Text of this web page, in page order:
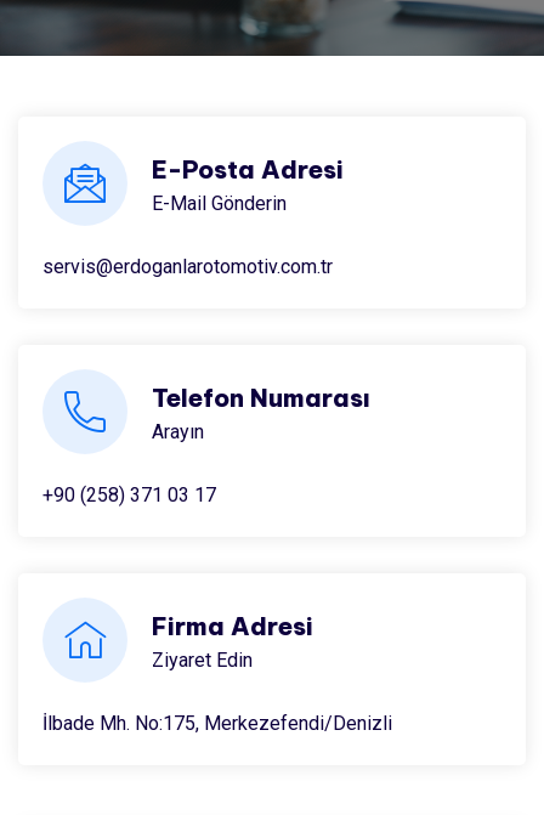
E-Posta Adresi
E-Mail Gönderin
servis@erdoganlarotomotiv.com.tr
Telefon Numarası
Arayın
+90 (258) 371 03 17
Firma Adresi
Ziyaret Edin
İlbade Mh. No:175, Merkezefendi/Denizli